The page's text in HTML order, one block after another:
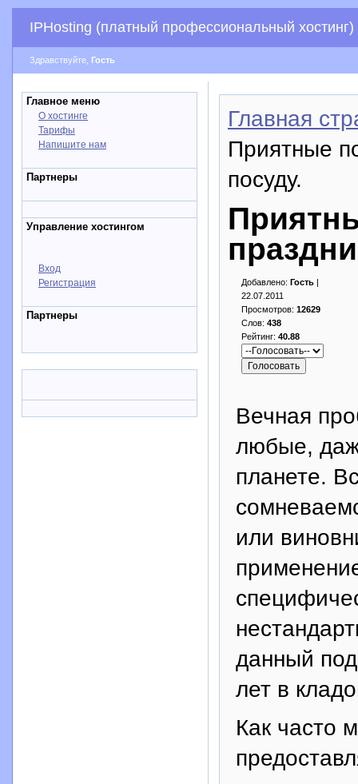
IPHosting (платный профессиональный хостинг)
Здравствуйте, Гость
Главное меню
О хостинге
Тарифы
Напишите нам
Партнеры
Управление хостингом
Вход
Регистрация
Партнеры
Главная
Приятные
посуду.
Добавлено: Гость |
22.07.2011
Просмотров: 12629
Слов: 438
Рейтинг: 40.88
Вечная
любые,
планете.
или
данный
лет в
Как часто